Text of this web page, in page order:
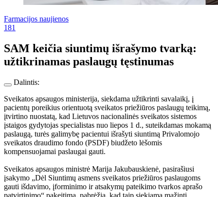
Farmacijos naujienos
181
SAM keičia siuntimų išrašymo tvarką:
užtikrinamas paslaugų tęstinumas
Dalintis:
Sveikatos apsaugos ministerija, siekdama užtikrinti savalaikį, į
pacientų poreikius orientuotą sveikatos priežiūros paslaugų teikimą,
įtvirtino nuostatą, kad Lietuvos nacionalinės sveikatos sistemos
įstaigos gydytojas specialistas nuo liepos 1 d., suteikdamas mokamą
paslaugą, turės galimybę pacientui išrašyti siuntimą Privalomojo
sveikatos draudimo fondo (PSDF) biudžeto lėšomis
kompensuojamai paslaugai gauti.
Sveikatos apsaugos ministrė Marija Jakubauskienė, pasirašiusi
įsakymo „Dėl Siuntimų asmens sveikatos priežiūros paslaugoms
gauti išdavimo, įforminimo ir atsakymų pateikimo tvarkos aprašo
patvirtinimo“ pakeitimą, pabrėžia, kad taip siekiama mažinti